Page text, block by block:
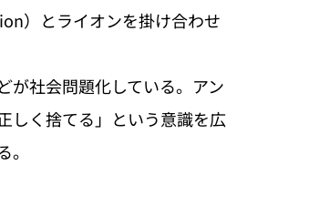
）とライオンを掛け合わせ
が社会問題化している。アン
しく捨てる」という意識を広